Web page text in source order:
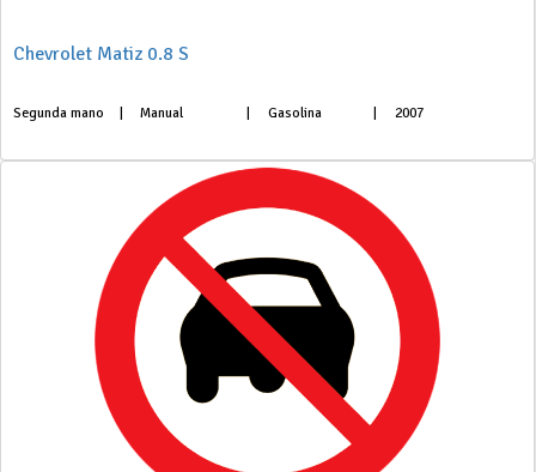
Chevrolet Matiz 0.8 S
Segunda mano Manual Gasolina 2007